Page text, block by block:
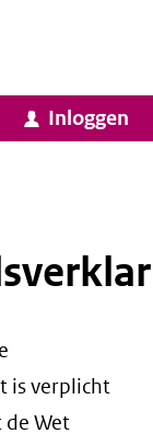
Inloggen
is verplicht
Wet